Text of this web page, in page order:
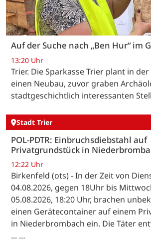
Auf der Suche nach „Ben Hur“ im
13:20 Uhr
Trier. Die Sparkasse Trier plant in
einen Neubau, zuvor graben
stadtgeschichtlich interessanten
Stadt Trier
POL-PDTR: Einbruchsdiebstahl auf
Privatgrundstück in
12:22 Uhr
Birkenfeld (ots) - In der Zeit von
04.08.2026, gegen 18Uhr bis
05.08.2026, 18:20 Uhr, brachen
einen Gerätecontainer auf einem
in Niederbrombach ein. Die Täter
... …